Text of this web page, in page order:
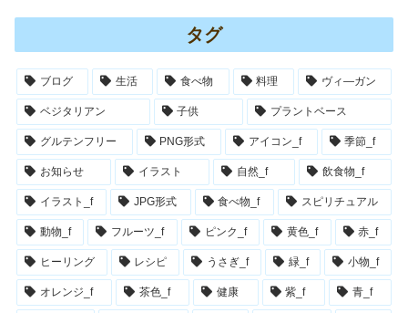
タグ
ブログ 生活 食べ物 料理 ヴィ―ガン
ベジタリアン 子供 プラントベース
グルテンフリー PNG形式 アイコン_f 季節_f
お知らせ イラスト 自然_f 飲食物_f
イラスト_f JPG形式 食べ物_f スピリチュアル
動物_f フルーツ_f ピンク_f 黄色_f 赤_f
ヒーリング レシピ うさぎ_f 緑_f 小物_f
オレンジ_f 茶色_f 健康 紫_f 青_f